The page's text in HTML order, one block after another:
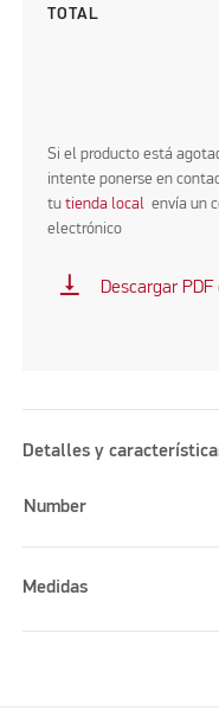
TOTAL
Si el producto está
intente ponerse en
tutienda localenvía un
electrónico
vertical_align_bottom Descargar
Detalles y
Number
Medidas